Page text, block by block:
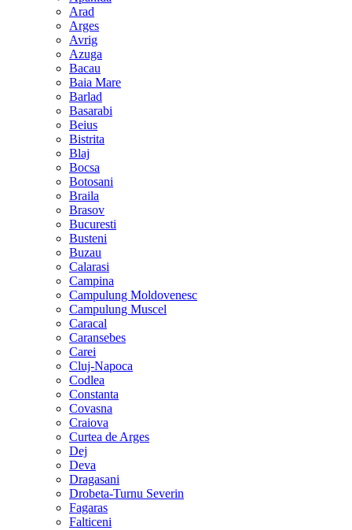
Arad
Arges
Avrig
Azuga
Bacau
Baia Mare
Barlad
Basarabi
Beius
Bistrita
Blaj
Bocsa
Botosani
Braila
Brasov
Bucuresti
Busteni
Buzau
Calarasi
Campina
Campulung Moldovenesc
Campulung Muscel
Caracal
Caransebes
Carei
Cluj-Napoca
Codlea
Constanta
Covasna
Craiova
Curtea de Arges
Dej
Deva
Dragasani
Drobeta-Turnu Severin
Fagaras
Falticeni